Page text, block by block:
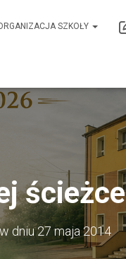
SZKOŁY
ścieżce
w dniu27 maja 2014